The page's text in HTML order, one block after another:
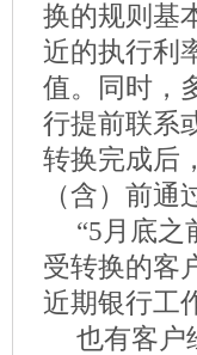
换的规则基
近的执行利
值。同时，
行提前联系
转换完成后
（含）前
“5月底
受转换的客
近期银行工
也有客户